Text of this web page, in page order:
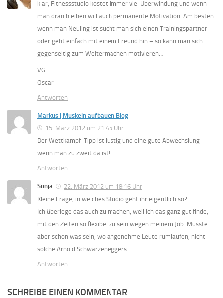
klar, Fitnessstudio kostet immer viel Überwindung und wenn
man dran bleiben will auch permanente Motivation. Am besten
wenn man Neuling ist sucht man sich einen Trainingspartner
oder geht einfach mit einem Freund hin – so kann man sich
gegenseitig zum Weitermachen motivieren…
VG
Oscar
Antworten
Markus | Muskeln aufbauen Blog
15. März 2012 um 21:45 Uhr
Der Wettkampf-Tipp ist lustig und eine gute Abwechslung
wenn man zu zweit da ist!
Antworten
Sonja
22. März 2012 um 18:16 Uhr
Kleine Frage, in welches Studio geht ihr eigentlich so?
Ich überlege das auch zu machen, weil ich das ganz gut finde,
mit den Zeiten so flexibel zu sein wegen meinem Job. Müsste
aber schon was sein, wo angenehme Leute rumlaufen, nicht
solche Arnold Schwarzeneggers.
Antworten
SCHREIBE EINEN KOMMENTAR